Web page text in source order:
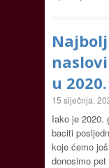
u 2020.
15 siječnja,
Iako je 2020.
baciti
koje ćemo
donosimo